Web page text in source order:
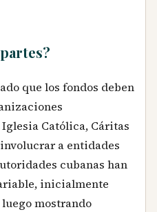
que los fondos deben
Católica, Cáritas
a entidades
cubanas han
inicialmente
mostrando